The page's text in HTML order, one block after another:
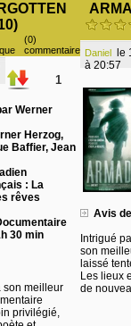
(0)
commentaire
1
Werner
Herzog,
Baffier, Jean
: La
rêves
30 min
son meilleur
privilégié,
Daniel
à 20:57
Avis
Intrigué
son
laissé
Les lieux
de